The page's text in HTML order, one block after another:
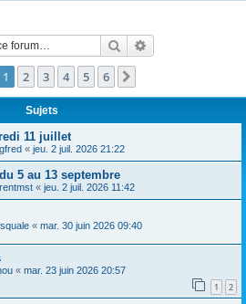
e
Rechercher
1 2 3 4 5 6
Sujets
11 juillet
« jeu. 2 juil. 2026 21:22
5 au 13 septembre
« jeu. 2 juil. 2026 11:42
squale « mar. 30 juin 2026 09:40
« mar. 23 juin 2026 20:57
1 2